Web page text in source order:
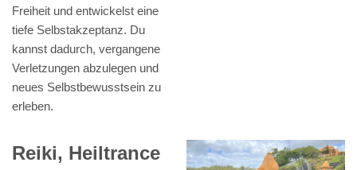
Freiheit und entwickelst eine
tiefe Selbstakzeptanz. Du
kannst dadurch, vergangene
Verletzungen abzulegen und
neues Selbstbewusstsein zu
erleben.
Reiki, Heiltrance